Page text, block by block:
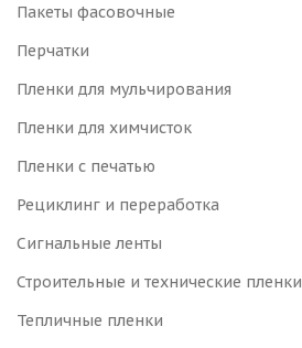
Пакеты фасовочные
Перчатки
Пленки для мульчирования
Пленки для химчисток
Пленки с печатью
Рециклинг и переработка
Сигнальные ленты
Строительные и технические пленки
Тепличные пленки